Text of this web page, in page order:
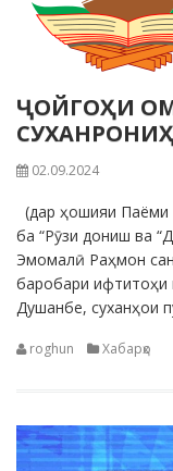
ҶОЙГОҲИ
02.09.2024
(дар ҳошияи
ба “Рӯзи дониш ва
Эмомалӣ Раҳмон
баробари ифтитоҳи
Душанбе, суханҳои
roghun Хабарҳо